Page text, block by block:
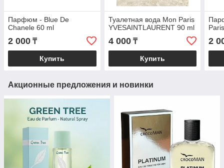
Парфюм - Blue De
Chanele 60 ml
2 000 ₸
Купить
Туалетная вода Mon Paris
YVESAINTLAURENT 90 ml
4 000₸
Купить
2
Акционные предложения и новинки